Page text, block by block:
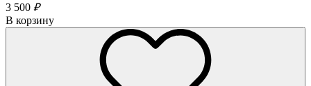
3 500 ₽
В корзину